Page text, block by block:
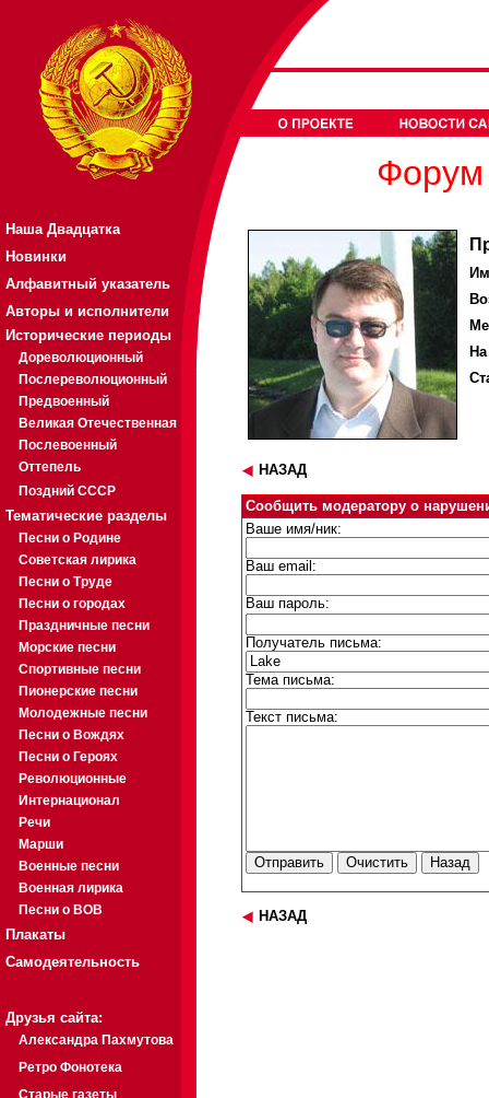
Наша Двадцатка
Новинки
Алфавитный указатель
Авторы и исполнители
Исторические периоды
Дореволюционный
Послереволюционный
Предвоенный
Великая Отечественная
Послевоенный
Оттепель
Поздний СССР
Тематические разделы
Песни о Родине
Советская лирика
Песни о Труде
Песни о городах
Праздничные песни
Морские песни
Спортивные песни
Пионерские песни
Молодежные песни
Песни о Вождях
Песни о Героях
Революционные
Интернационал
Речи
Марши
Военные песни
Военная лирика
Песни о ВОВ
Плакаты
Самодеятельность
Друзья сайта:
Александра Пахмутова
Ретро Фонотека
Старые газеты
Форум
НАЗАД
Сообщить модератору о
Ваше имя/ник:
Ваш email:
Ваш пароль:
Получатель письма:
Тема письма:
Текст письма:
НАЗАД